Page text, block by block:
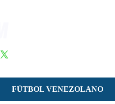
FÚTBOL VENEZOLANO